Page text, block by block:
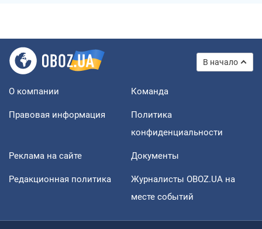
В начало
О компании Команда
Правовая информация
Политика
конфиденциальности
Реклама на сайте Документы
Редакционная политика
Журналисты OBOZ.UA на
месте событий